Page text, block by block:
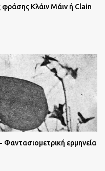
φράσης Κλάιν Μάιν ή Clain
Φαντασιομετρική ερμηνεία